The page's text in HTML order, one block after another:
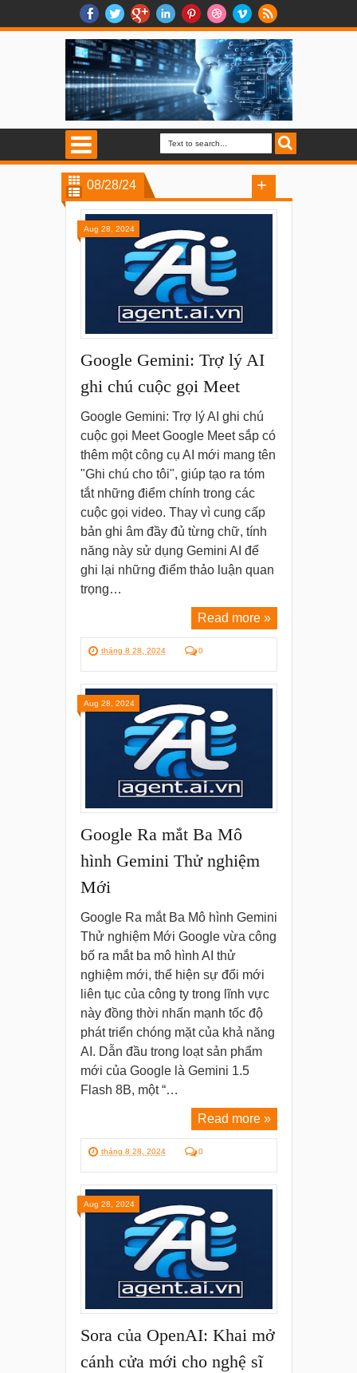
08/28/24
Google Gemini: Trợ lý AI
ghi chú cuộc gọi Meet
Google Gemini: Trợ lý AI ghi chú
cuộc gọi Meet Google Meet sắp có
thêm một công cụ AI mới mang tên
"Ghi chú cho tôi", giúp tạo ra tóm
tắt những điểm chính trong các
cuộc gọi video. Thay vì cung cấp
bản ghi âm đầy đủ từng chữ, tính
năng này sử dụng Gemini AI để
ghi lại những điểm thảo luận quan
trọng…
Read more »
tháng 8 28, 2024 0
Aug 28, 2024
Google Ra mắt Ba Mô
hình Gemini Thử nghiệm
Mới
Google Ra mắt Ba Mô hình Gemini
Thử nghiệm Mới Google vừa công
bố ra mắt ba mô hình AI thử
nghiệm mới, thể hiện sự đổi mới
liên tục của công ty trong lĩnh vực
này đồng thời nhấn mạnh tốc độ
phát triển chóng mặt của khả năng
AI. Dẫn đầu trong loạt sản phẩm
mới của Google là Gemini 1.5
Flash 8B, một “…
Read more »
tháng 8 28, 2024 0
Aug 28, 2024
Sora của OpenAI: Khai mở
cánh cửa mới cho nghệ sĩ
Aug 28, 2024